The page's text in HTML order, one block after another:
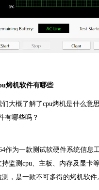
烤机软件有哪些
们大概了解了cpu烤机是什么意
有哪些吗？
作为一款测试软硬件系统信息
监测cpu、主板、内存及显卡
，是一款不可多得的烤机软件